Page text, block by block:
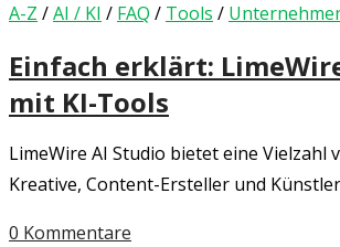
A-Z /AI / KI / FAQ / Tools /
Einfach erklärt:
mit KI-Tools
LimeWire AI Studio bietet eine Vielzahl
Kreative, Content-Ersteller und
0 Kommentare